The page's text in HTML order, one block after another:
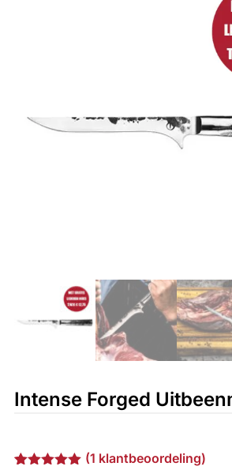
Intense Forged
(1 klantbeoordeling)